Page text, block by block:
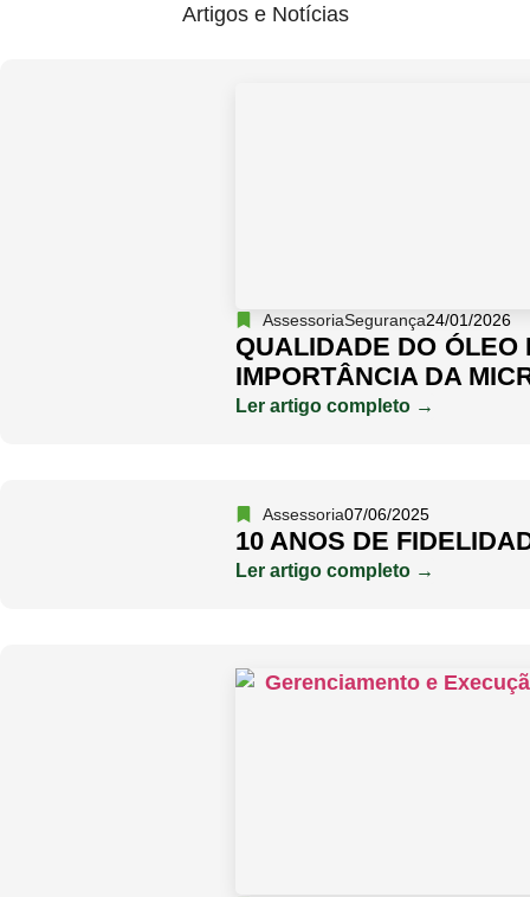
Artigos e Notícias
AssessoriaSegurança24/01/2026
QUALIDADE DO ÓLEO
IMPORTÂNCIA DA
Ler artigo completo →
Assessoria07/06/2025
10 ANOS DE
Ler artigo completo →